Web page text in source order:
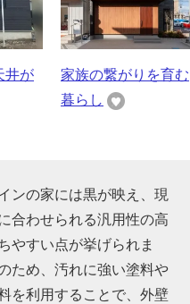
井が
家族の繋がりを育む
暮らし
ンの家には黒が映え、現
合わせられる汎用性の高
やすい点が挙げられま
ため、汚れに強い塗料や
を利用することで、外壁